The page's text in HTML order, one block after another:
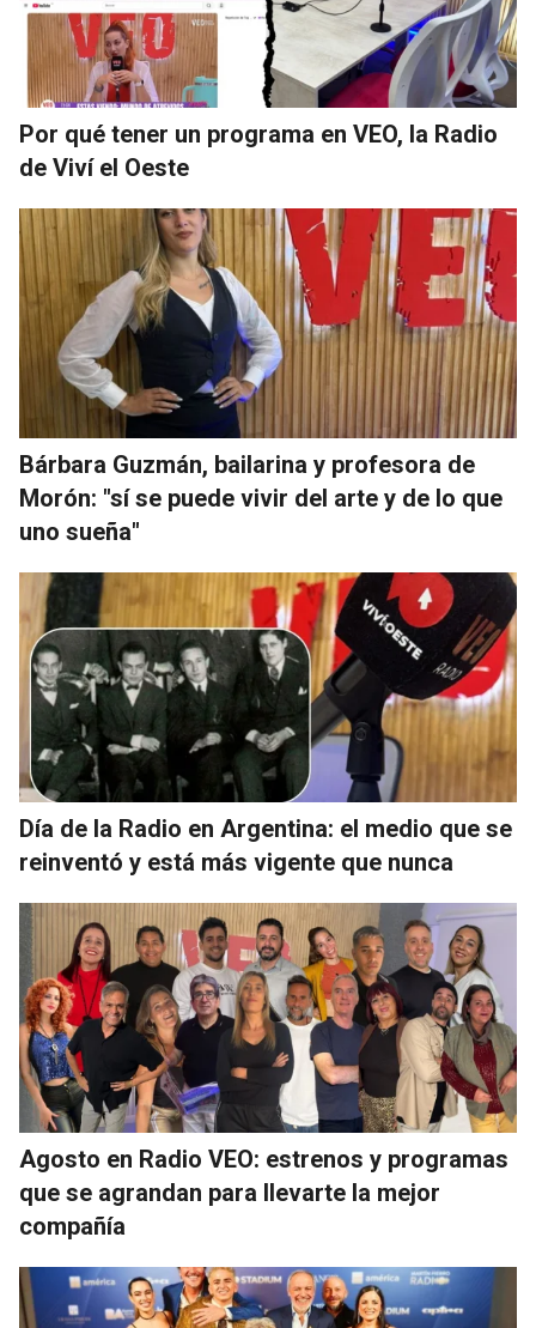
Por qué tener un programa en VEO, la Radio
de Viví el Oeste
Bárbara Guzmán, bailarina y profesora de
Morón: "sí se puede vivir del arte y de lo que
uno sueña"
Día de la Radio en Argentina: el medio que se
reinventó y está más vigente que nunca
Agosto en Radio VEO: estrenos y programas
que se agrandan para llevarte la mejor
compañía